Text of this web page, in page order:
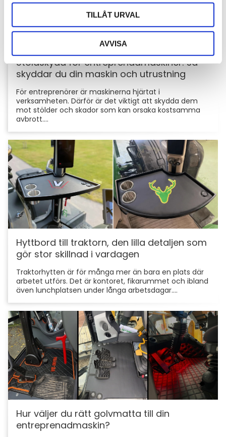
TILLÅT URVAL
AVVISA
Stöldskydd för entreprenadmaskiner: så
skyddar du din maskin och utrustning
För entreprenörer är maskinerna hjärtat i
verksamheten. Därför är det viktigt att skydda dem
mot stölder och skador som kan orsaka kostsamma
avbrott....
Hyttbord till traktorn, den lilla detaljen som
gör stor skillnad i vardagen
Traktorhytten är för många mer än bara en plats där
arbetet utförs. Det är kontoret, fikarummet och ibland
även lunchplatsen under långa arbetsdagar....
Hur väljer du rätt golvmatta till din
entreprenadmaskin?